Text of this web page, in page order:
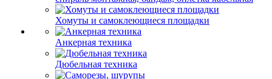
Хомуты и самоклеющиеся площадки
Анкерная техника
Дюбельная техника